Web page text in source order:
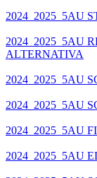
2024_2025_5AU
2024_2025_5AU
ALTERNATIVA
2024_2025_5AU
2024_2025_5AU
2024_2025_5AU
2024_2025_5AU